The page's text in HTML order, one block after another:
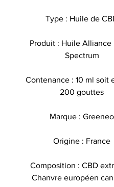
Type : Huile de
Produit : Huile Alliance
Spectrum
Contenance : 10 ml soit
200 gouttes
Marque : Greeneo
Origine : France
Composition : CBD
Chanvre européen